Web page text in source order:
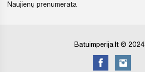
Naujienų prenumerata
Batuimperija.lt © 2024